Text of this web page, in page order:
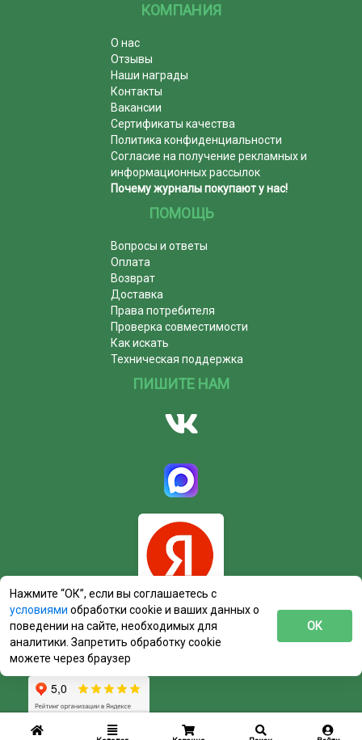
КОМПАНИЯ
О нас
Отзывы
Наши награды
Контакты
Вакансии
Сертификаты качества
Политика конфиденциальности
Согласие на получение рекламных и
информационных рассылок
Почему журналы покупают у нас!
ПОМОЩЬ
Вопросы и ответы
Оплата
Возврат
Доставка
Права потребителя
Проверка совместимости
Как искать
Техническая поддержка
ПИШИТЕ НАМ
Нажмите “ОК”, если вы соглашаетесь с
условиями обработки cookie и ваших данных о
поведении на сайте, необходимых для
аналитики. Запретить обработку cookie
можете через браузер
ОК